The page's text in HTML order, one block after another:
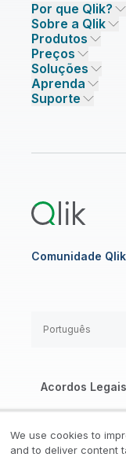
Por que Qlik?
Por que Qlik
Confiança e
Confiança e
Confiança e IA
Parceiros de
Fontes e Destinos
Sobre a Qlik
Empresa
Carreiras
Sala de Imprensa
Escritórios
Produtos
INTEGRAÇÃO E
Qlik Talend
Qlik Talend Cloud
Talend Data Fabric
Preços
Preços de
Preços de
Preços de IA/ML
Soluções
PARCEIROS DE
Encontre um
Aprenda
Eventos
Suporte
Comunidade Qlik
Acordos Legais
Marcas
Português
We use cookies to
and to deliver content